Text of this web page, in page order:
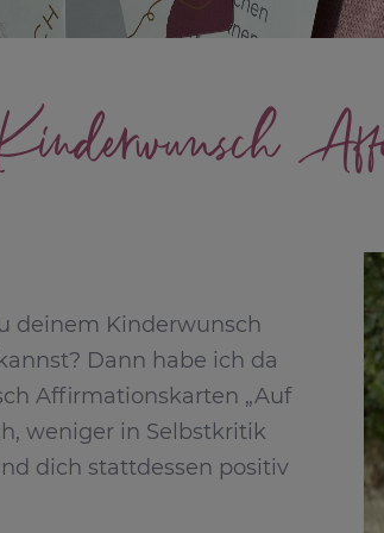
deinem Kinderwunsch
Dann habe ich da
Affirmationskarten „Auf
weniger in Selbstkritik
dich stattdessen positiv